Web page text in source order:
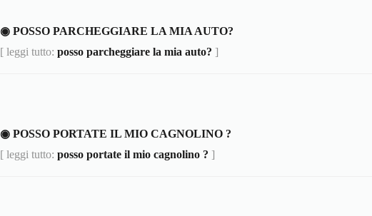
◉ POSSO PARCHEGGIARE LA MIA AUTO?
[ leggi tutto: posso parcheggiare la mia auto? ]
◉ POSSO PORTATE IL MIO CAGNOLINO ?
[ leggi tutto: posso portate il mio cagnolino ? ]